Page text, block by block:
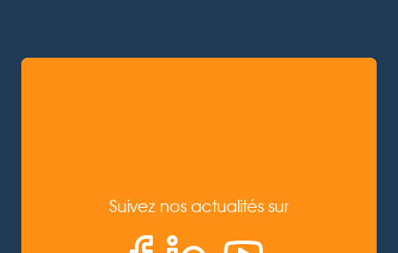
Suivez nos actualités sur